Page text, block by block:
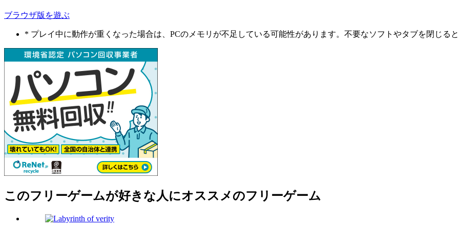
ブラウザ版を遊ぶ
* プレイ中に動作が重くなった場合は、PCのメモリが不足している可能性があります。不要なソフトやタブを閉じると
このフリーゲームが好きな人にオススメのフリーゲーム